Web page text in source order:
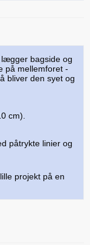
bagside og
på mellemforet -
bliver den syet og
cm).
påtrykte linier og
projekt på en